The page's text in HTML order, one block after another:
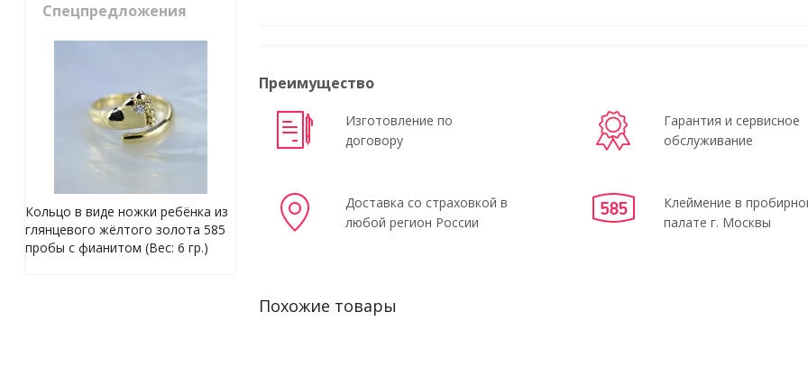
Преимущество
Изготовление по
договору
Гарантия и сервисное
обслуживание
Доставка со страховкой в
любой регион России
Клеймение в
палате г. Москвы
Похожие товары
Спецпредложения
Кольцо в виде ножки ребёнка из
глянцевого жёлтого золота 585
пробы с фианитом (Вес: 6 гр.)